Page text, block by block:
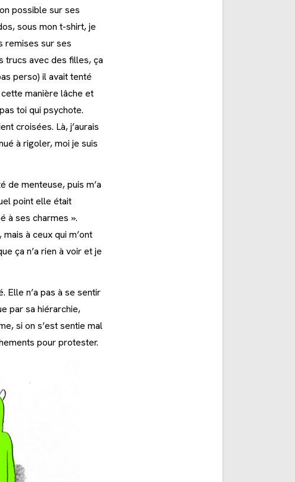
possible sur ses
sous mon t-shirt, je
remises sur ses
trucs avec des filles, ça
perso) il avait tenté
manière lâche et
toi qui psychote.
croisées. Là, j’aurais
à rigoler, moi je suis
de menteuse, puis m’a
point elle était
à ses charmes ».
à ceux qui m’ont
ça n’a rien à voir et je
Elle n’a pas à se sentir
par sa hiérarchie,
si on s’est sentie mal
pour protester.